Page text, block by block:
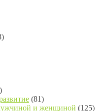
(81)
и женщиной (125)